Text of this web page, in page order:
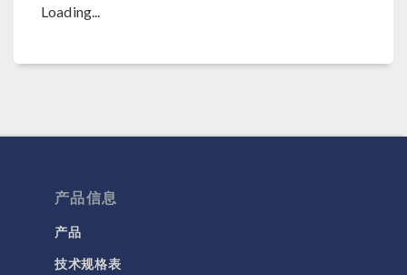
Loading...
产品信息
产品
技术规格表